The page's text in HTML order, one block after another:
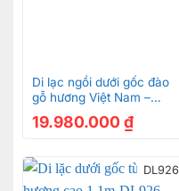
Di lạc ngồi dưới gốc đào
gỗ hương Việt Nam –
19.980.000 ₫
DL926